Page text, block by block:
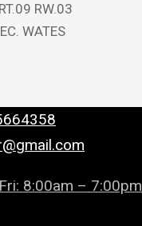
RW.03
WATES
8:00am – 7:00pm